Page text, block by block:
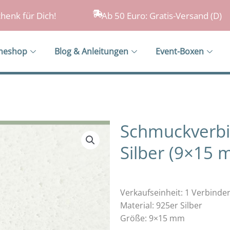
für Dich! Ab 50 Euro: Gratis-Versand (D)
Blog & Anleitungen Event-Boxen
Silber (9×15
Verkaufseinheit: 1 Verbinder
Material: 925er Silber
Größe: 9×15 mm